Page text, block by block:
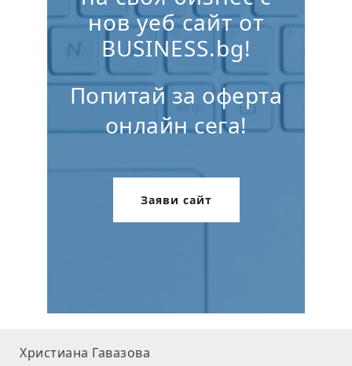
нов уеб сайт от
BUSINESS.bg!
Попитай за оферта
онлайн сега!
Заяви сайт
Христиана Гавазова